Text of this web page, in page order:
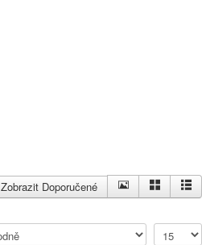
Zobrazit Doporučené